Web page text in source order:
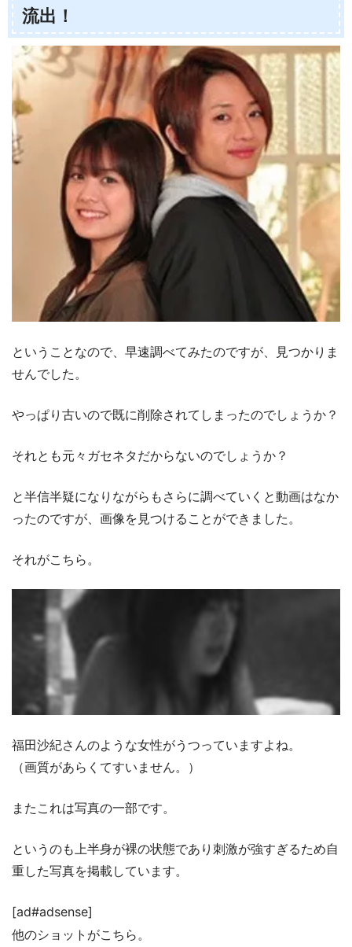
流出！
ということなので、早速調べてみたのですが、見つかりま
せんでした。
やっぱり古いので既に削除されてしまったのでしょうか？
それとも元々ガセネタだからないのでしょうか？
と半信半疑になりながらもさらに調べていくと動画はなか
ったのですが、画像を見つけることができました。
それがこちら。
福田沙紀さんのような女性がうつっていますよね。
（画質があらくてすいません。）
またこれは写真の一部です。
というのも上半身が裸の状態であり刺激が強すぎるため自
重した写真を掲載しています。
[ad#adsense]
他のショットがこちら。